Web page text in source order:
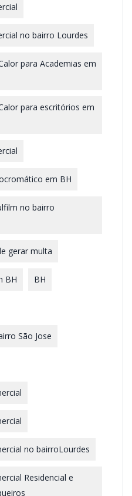
no bairro Lourdes
para Academias em
para escritórios em
em BH
no bairro
gerar multa
BH BH
São Jose
no bairroLourdes
Residencial e